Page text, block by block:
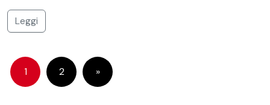
Leggi
1 2 »